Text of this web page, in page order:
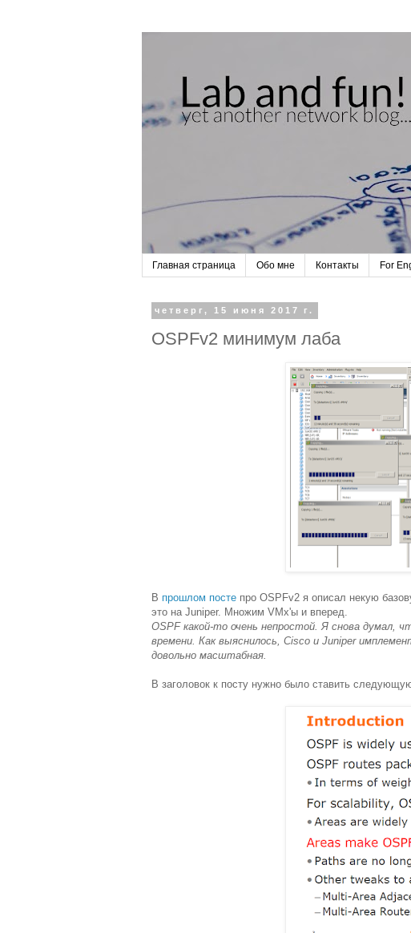
Главная страница Обо мне Контакты For
четверг, 15 июня 2017 г.
OSPFv2 минимум лаба
В прошлом посте про OSPFv2 я описал некую
это на Juniper. Множим VMx'ы и вперед.
OSPF какой-то очень непростой. Я снова думал,
времени. Как выяснилось, Cisco и Juniper
довольно масштабная.
В заголовок к посту нужно было ставить